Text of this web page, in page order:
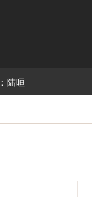
陆晅